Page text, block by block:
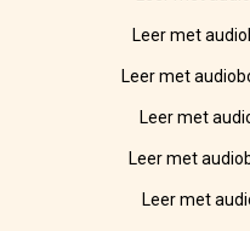
Leer met
Leer met
Leer met
Leer met
Leer met